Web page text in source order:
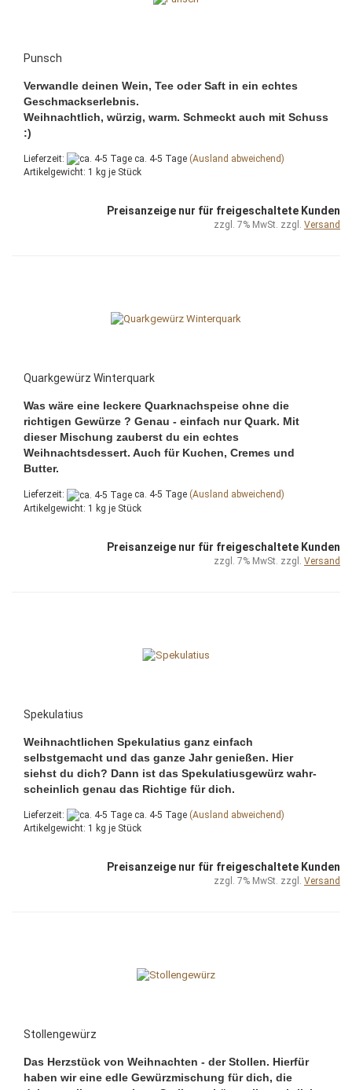
Punsch
Verwandle deinen Wein, Tee oder Saft in ein echtes
Geschmackserlebnis.
Weihnachtlich, würzig, warm. Schmeckt auch mit Schuss
:)
Lieferzeit: ca. 4-5 Tage (Ausland abweichend)
Artikelgewicht: 1 kg je Stück
Preisanzeige nur für freigeschaltete Kunden
zzgl. 7% MwSt. zzgl. Versand
Quarkgewürz Winterquark
Was wäre eine leckere Quarknachspeise ohne die
richtigen Gewürze ? Genau - einfach nur Quark. Mit
dieser Mischung zauberst du ein echtes
Weihnachtsdessert. Auch für Kuchen, Cremes und
Butter.
Lieferzeit: ca. 4-5 Tage (Ausland abweichend)
Artikelgewicht: 1 kg je Stück
Preisanzeige nur für freigeschaltete Kunden
zzgl. 7% MwSt. zzgl. Versand
Spekulatius
Weihnachtlichen Spekulatius ganz einfach
selbstgemacht und das ganze Jahr genießen. Hier
siehst du dich? Dann ist das Spekulatiusgewürz wahr-
scheinlich genau das Richtige für dich.
Lieferzeit: ca. 4-5 Tage (Ausland abweichend)
Artikelgewicht: 1 kg je Stück
Preisanzeige nur für freigeschaltete Kunden
zzgl. 7% MwSt. zzgl. Versand
Stollengewürz
Das Herzstück von Weihnachten - der Stollen. Hierfür
haben wir eine edle Gewürzmischung für dich, die